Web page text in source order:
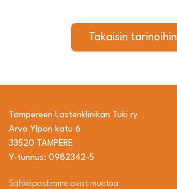
Takaisin tarinoihin
Tampereen Lastenklinikan Tuki ry
Arvo Ylpön katu 6
33520 TAMPERE
Y-tunnus: 0982342-5
Sähköpostimme ovat muotoa